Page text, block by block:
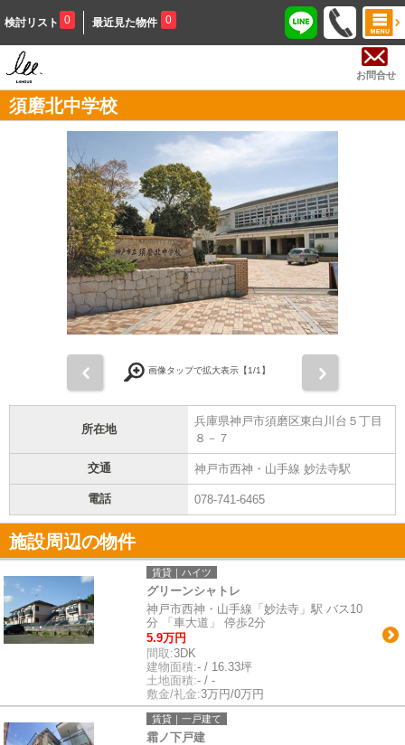
検討リスト 0 最近見た物件 0
お問合せ
須磨北中学校
画像タップで拡大表示【1/1】
所在地
兵庫県神戸市須磨区東白川台５丁目
８－７
交通 神戸市西神・山手線 妙法寺駅
電話 078-741-6465
施設周辺の物件
賃貸｜ハイツ
グリーンシャトレ
神戸市西神・山手線「妙法寺」駅 バス10
分 「車大道」 停歩2分
5.9万円
間取:3DK
建物面積:- / 16.33坪
土地面積:- / -
敷金/礼金:3万円/0万円
賃貸｜一戸建て
霜ノ下戸建